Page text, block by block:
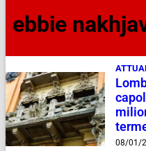
ebbie
08/01/